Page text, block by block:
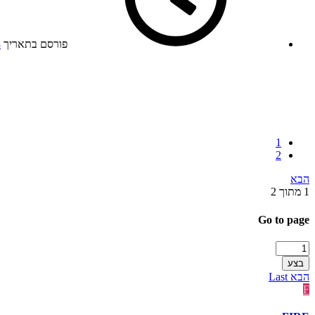
פורסם בתאריך
1
2
הבא
1 מתוך 2
Go to page
בצע
הבא Last
F